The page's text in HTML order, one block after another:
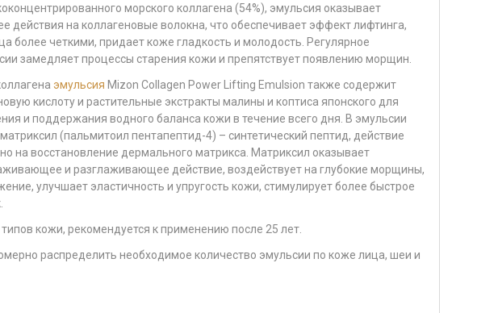
морского коллагена (54%), эмульсия оказывает
действия на коллагеновые волокна, что обеспечивает эффект лифтинга,
более четкими, придает коже гладкость и молодость. Регулярное
замедляет процессы старения кожи и препятствует появлению морщин.
эмульсия Mizon Collagen Power Lifting Emulsion также содержит
кислоту и растительные экстракты малины и коптиса японского для
и поддержания водного баланса кожи в течение всего дня. В эмульсии
(пальмитоил пентапептид-4) – синтетический пептид, действие
на восстановление дермального матрикса. Матриксил оказывает
и разглаживающее действие, воздействует на глубокие морщины,
улучшает эластичность и упругость кожи, стимулирует более быстрое
кожи, рекомендуется к применению после 25 лет.
распределить необходимое количество эмульсии по коже лица, шеи и